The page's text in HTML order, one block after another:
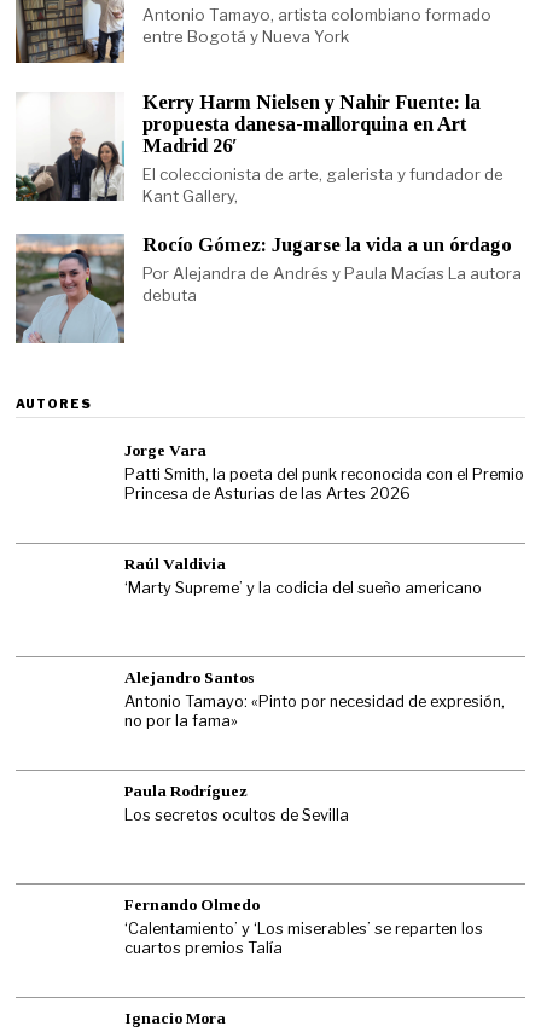
Antonio Tamayo, artista colombiano formado
entre Bogotá y Nueva York
Kerry Harm Nielsen y Nahir Fuente: la
propuesta danesa-mallorquina en Art
Madrid 26′
El coleccionista de arte, galerista y fundador de
Kant Gallery,
Rocío Gómez: Jugarse la vida a un órdago
Por Alejandra de Andrés y Paula Macías La autora
debuta
AUTORES
Jorge Vara
Patti Smith, la poeta del punk reconocida con el Premio
Princesa de Asturias de las Artes 2026
Raúl Valdivia
‘Marty Supreme’ y la codicia del sueño americano
Alejandro Santos
Antonio Tamayo: «Pinto por necesidad de expresión,
no por la fama»
Paula Rodríguez
Los secretos ocultos de Sevilla
Fernando Olmedo
‘Calentamiento’ y ‘Los miserables’ se reparten los
cuartos premios Talía
Ignacio Mora